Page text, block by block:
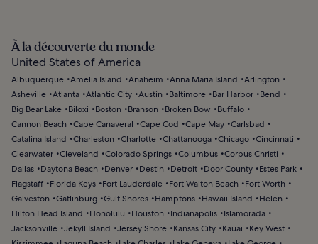
À la découverte du monde
United States of America
Albuquerque Amelia Island Anaheim Anna Maria Island
Arlington
Asheville Atlanta Atlantic City Austin Baltimore Bar Harbor
Bend
Big Bear Lake
Biloxi Boston Branson Broken Bow
Buffalo
Cannon Beach
Cape Canaveral Cape Cod Cape May Carlsbad
Catalina Island
Charleston Charlotte Chattanooga Chicago Cincinnati
Clearwater Cleveland Colorado Springs Columbus Corpus Christi
Dallas
Daytona Beach Denver Destin Detroit Door County
Estes Park
Flagstaff
Florida Keys Fort Lauderdale Fort Walton Beach
Fort Worth
Galveston
Gatlinburg Gulf Shores Hamptons Hawaii Island
Helen
Hilton Head Island
Honolulu Houston Indianapolis
Islamorada
Jacksonville Jekyll Island Jersey Shore Kansas City Kauai
Key West